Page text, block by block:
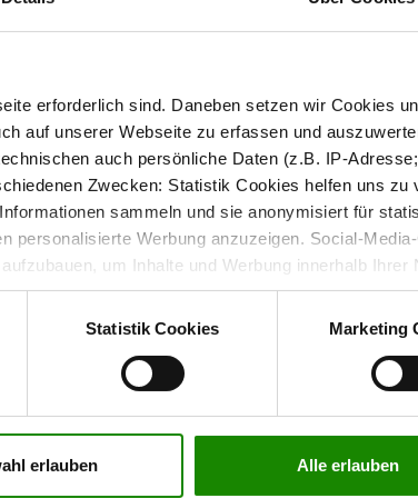
erforderlich sind. Daneben setzen wir Cookies
auf unserer Webseite zu erfassen und
auch persönliche Daten (z.B. IP-
Zwecken: Statistik Cookies helfen uns zu
sammeln und sie anonymisiert für
personalisierte Werbung anzuzeigen. Social-
um Inhalte und Werbung innerhalb Ihrer
sie neben den notwendigen Cookies zulassen
zulassen wollen, oder auf „ Einverstanden
“, wenn
Für weitere Informationen lesen Sie bitte
Statistik Cookies Marketing
erlauben Alle erlauben
Einlegebödenzur
übersichtlich